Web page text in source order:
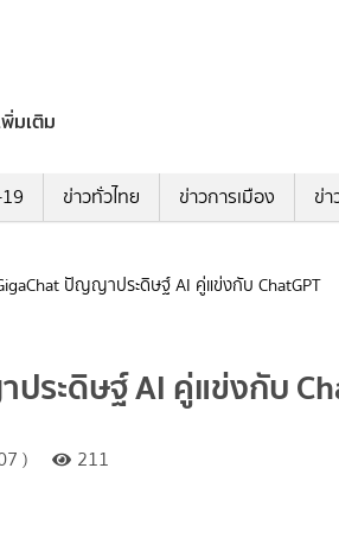
พิ่มเติม
ข่าวทั่วไทย ข่าวการเมือง ข่
ปัญญาประดิษฐ์ AI คู่แข่งกับ ChatGPT
ระดิษฐ์ AI คู่แข่งกับ
) 211